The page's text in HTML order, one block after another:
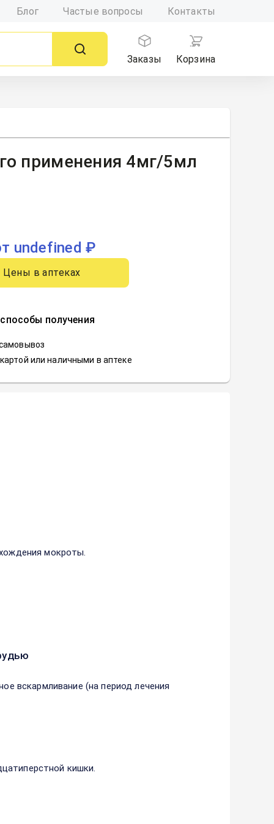
Блог Частые вопросы Контакты
Заказы
Корзина
применения 4мг/5мл
undefined ₽
Цены в аптеках
получения
или наличными в аптеке
мокроты.
вскармливание (на период лечения
кишки.